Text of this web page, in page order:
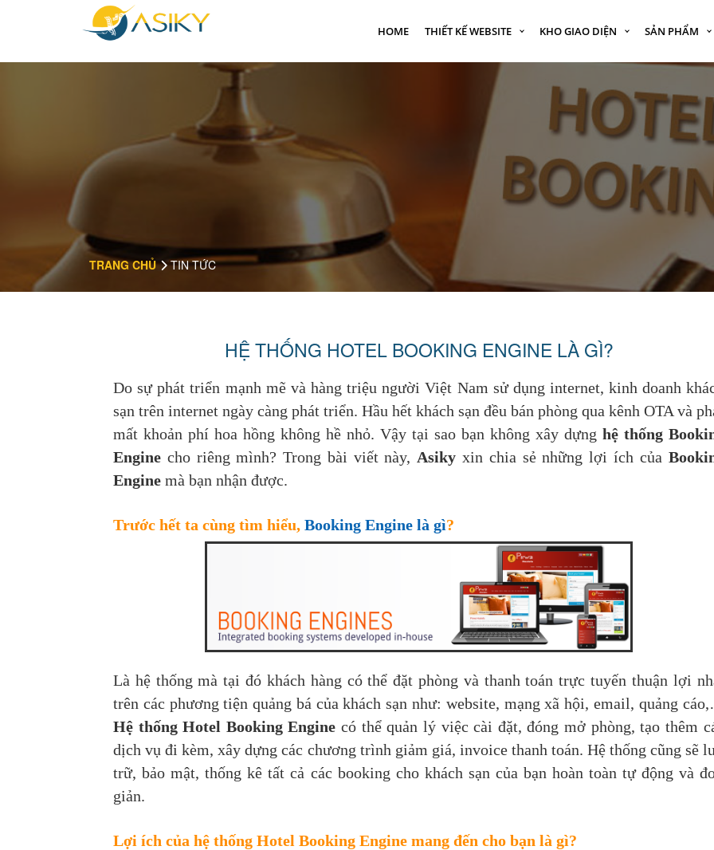
HOME THIẾT KẾ WEBSITE KHO GIAO DIỆN SẢN PHẨM
TRANG CHỦ TIN TỨC
HỆ THỐNG HOTEL BOOKING ENGINE LÀ GÌ?
Do sự phát triển mạnh mẽ và hàng triệu người Việt Nam sử dụng internet, kinh doanh
sạn trên internet ngày càng phát triển. Hầu hết khách sạn đều bán phòng qua kênh OTA và
mất khoản phí hoa hồng không hề nhỏ. Vậy tại sao bạn không xây dựng hệ thống
Engine cho riêng mình? Trong bài viết này, Asiky xin chia sẻ những lợi ích của
Engine mà bạn nhận được.
Trước hết ta cùng tìm hiểu, Booking Engine là gì?
Là hệ thống mà tại đó khách hàng có thể đặt phòng và thanh toán trực tuyến thuận lợi
trên các phương tiện quảng bá của khách sạn như: website, mạng xã hội, email, quảng
Hệ thống Hotel Booking Engine có thể quản lý việc cài đặt, đóng mở phòng, tạo thêm
dịch vụ đi kèm, xây dựng các chương trình giảm giá, invoice thanh toán. Hệ thống cũng sẽ
trữ, bảo mật, thống kê tất cả các booking cho khách sạn của bạn hoàn toàn tự động và
giản.
Lợi ích của hệ thống Hotel Booking Engine mang đến cho bạn là gì?